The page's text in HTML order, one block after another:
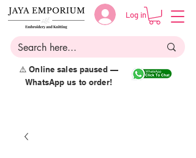
Log in
⚠️ Online sales paused —
WhatsApp us to order!